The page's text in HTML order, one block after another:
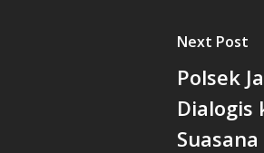
Next Post
Polsek
Dialogis